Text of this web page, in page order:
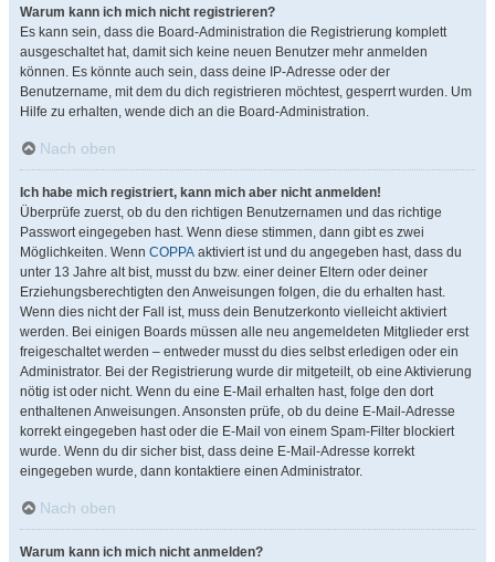
Warum kann ich mich nicht registrieren?
Es kann sein, dass die Board-Administration die Registrierung komplett
ausgeschaltet hat, damit sich keine neuen Benutzer mehr anmelden
können. Es könnte auch sein, dass deine IP-Adresse oder der
Benutzername, mit dem du dich registrieren möchtest, gesperrt wurden. Um
Hilfe zu erhalten, wende dich an die Board-Administration.
Nach oben
Ich habe mich registriert, kann mich aber nicht anmelden!
Überprüfe zuerst, ob du den richtigen Benutzernamen und das richtige
Passwort eingegeben hast. Wenn diese stimmen, dann gibt es zwei
Möglichkeiten. Wenn COPPA aktiviert ist und du angegeben hast, dass du
unter 13 Jahre alt bist, musst du bzw. einer deiner Eltern oder deiner
Erziehungsberechtigten den Anweisungen folgen, die du erhalten hast.
Wenn dies nicht der Fall ist, muss dein Benutzerkonto vielleicht aktiviert
werden. Bei einigen Boards müssen alle neu angemeldeten Mitglieder erst
freigeschaltet werden – entweder musst du dies selbst erledigen oder ein
Administrator. Bei der Registrierung wurde dir mitgeteilt, ob eine Aktivierung
nötig ist oder nicht. Wenn du eine E-Mail erhalten hast, folge den dort
enthaltenen Anweisungen. Ansonsten prüfe, ob du deine E-Mail-Adresse
korrekt eingegeben hast oder die E-Mail von einem Spam-Filter blockiert
wurde. Wenn du dir sicher bist, dass deine E-Mail-Adresse korrekt
eingegeben wurde, dann kontaktiere einen Administrator.
Nach oben
Warum kann ich mich nicht anmelden?